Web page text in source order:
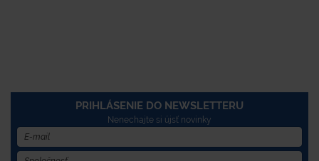
PRIHLÁSENIE DO NEWSLETTERU
Nenechajte si újsť novinky